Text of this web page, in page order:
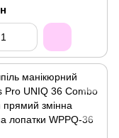
частина лопатки